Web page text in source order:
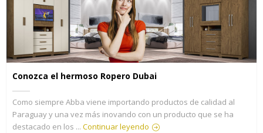
Conozca el hermoso Ropero Dubai
Como siempre Abba viene importando productos de calidad al
Paraguay y una vez más inovando con un producto que se ha
destacado en los ... Continuar leyendo